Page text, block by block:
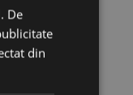
De
din